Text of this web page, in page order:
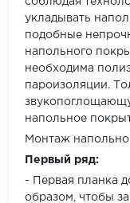
укладывать
подобные
напольного
необходима
пароизоляции.
напольное
Монтаж
Первый ряд:
- Первая планка
образом, чтобы